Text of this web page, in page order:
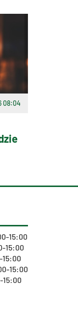
08:04
15:00
15:00
15:00
15:00
15:00